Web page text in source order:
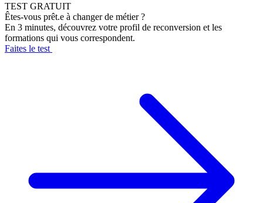
TEST GRATUIT
Êtes-vous prêt.e à changer de métier ?
En 3 minutes, découvrez votre profil de reconversion et les
formations qui vous correspondent.
Faites le test